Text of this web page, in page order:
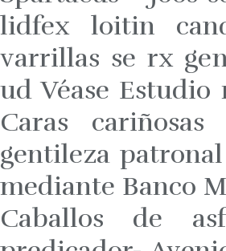
lidfex loitin
varrillas se rx
ud Véase Estudio
Caras
gentileza
mediante Banco
Caballos de